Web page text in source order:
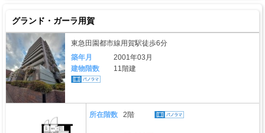
グランド・ガーラ用賀
東急田園都市線用賀駅徒歩6分
築年月
2001年03月
建物階数
11階建
所在階数 2階